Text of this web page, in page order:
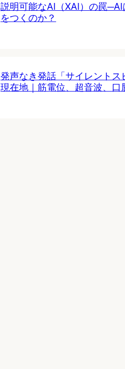
説明可能なAI（XAI）の罠─AI
をつくのか？
発声なき発話「サイレント
現在地｜筋電位、超音波、口